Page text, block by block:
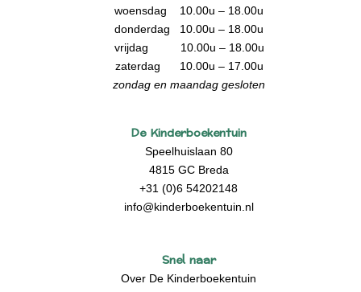
woensdag 10.00u – 18.00u
donderdag 10.00u – 18.00u
vrijdag 10.00u – 18.00u
zaterdag 10.00u – 17.00u
zondag en maandag gesloten
De Kinderboekentuin
Speelhuislaan 80
4815 GC Breda
+31 (0)6 54202148
info@kinderboekentuin.nl
Snel naar
Over De Kinderboekentuin